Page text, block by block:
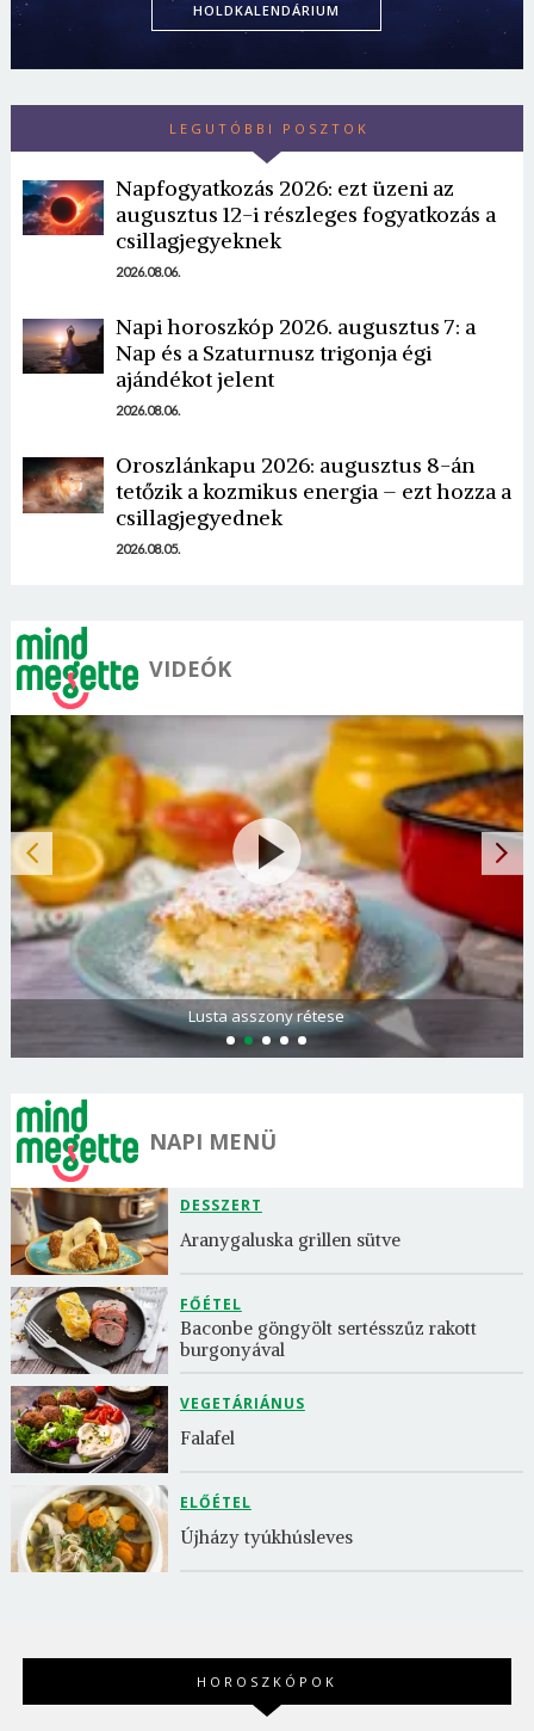
HOLDKALENDÁRIUM
LEGUTÓBBI POSZTOK
Napfogyatkozás 2026: ezt üzeni az
augusztus 12-i részleges fogyatkozás a
csillagjegyeknek
2026.08.06.
Napi horoszkóp 2026. augusztus 7: a
Nap és a Szaturnusz trigonja égi
ajándékot jelent
2026.08.06.
Oroszlánkapu 2026: augusztus 8-án
tetőzik a kozmikus energia – ezt hozza a
csillagjegyednek
2026.08.05.
VIDEÓK
Lusta asszony rétese
NAPI MENÜ
DESSZERT
Aranygaluska grillen sütve
FŐÉTEL
Baconbe göngyölt sertésszűz rakott
burgonyával
VEGETÁRIÁNUS
Falafel
ELŐÉTEL
Újházy tyúkhúsleves
HOROSZKÓPOK
Borsonline bejelentkezés
E-mail cím vagy felhasználónév
Jelszó